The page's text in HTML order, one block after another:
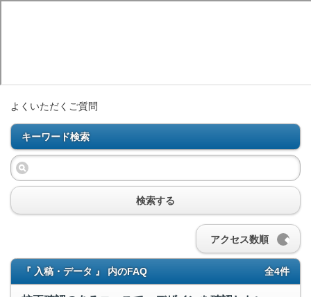
よくいただくご質問
キーワード検索
検索する
アクセス数順
『 入稿・データ 』 内のFAQ 全4件